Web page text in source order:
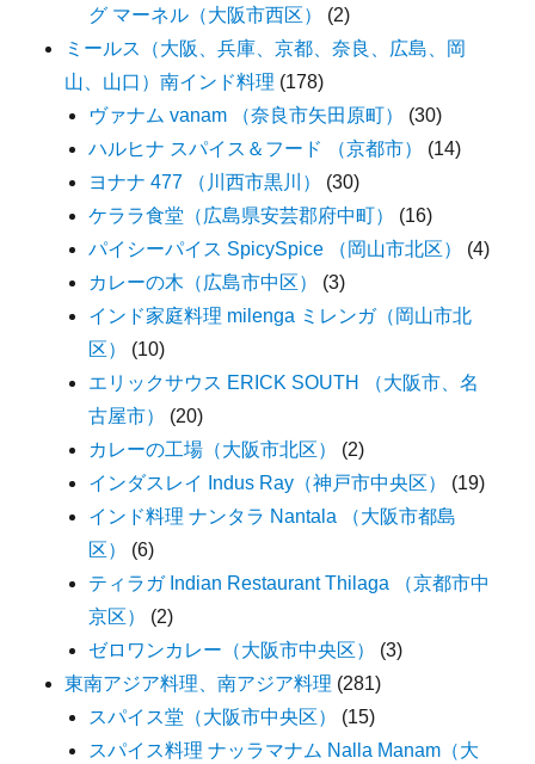
グ マーネル（大阪市西区）
(2)
ミールス（大阪、兵庫、京都、奈良、広島、岡
山、山口）南インド料理 (178)
ヴァナム vanam （奈良市矢田原町）
(30)
ハルヒナ スパイス＆フード （京都市）
(14)
ヨナナ 477 （川西市黒川）
(30)
ケララ食堂（広島県安芸郡府中町）
(16)
パイシーパイス SpicySpice （岡山市北区）
(4)
カレーの木（広島市中区）
(3)
インド家庭料理 milenga ミレンガ（岡山市北
区）
(10)
エリックサウス ERICK SOUTH （大阪市、名
古屋市）
(20)
カレーの工場（大阪市北区）
(2)
インダスレイ Indus Ray（神戸市中央区）
(19)
インド料理 ナンタラ Nantala （大阪市都島
区）
(6)
ティラガ Indian Restaurant Thilaga （京都市中
京区）
(2)
ゼロワンカレー（大阪市中央区）
(3)
東南アジア料理、南アジア料理 (281)
スパイス堂（大阪市中央区）
(15)
スパイス料理 ナッラマナム Nalla Manam（大